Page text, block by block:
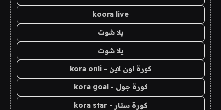
koora live
يلا شوت
يلا شوت
كورة اون لاين - kora onli
كورة جول - kora goal
كورة ستار - kora star